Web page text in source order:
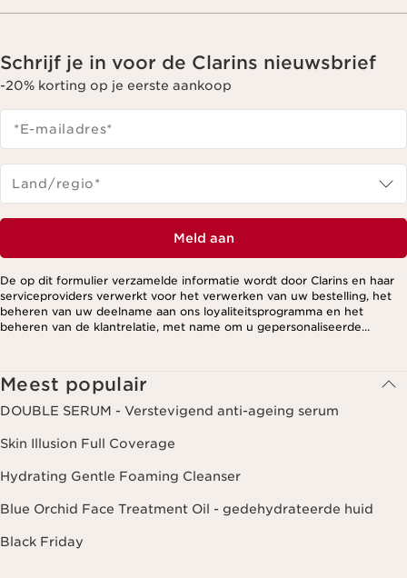
Schrijf je in voor de Clarins nieuwsbrief
-20% korting op je eerste aankoop
*E-mailadres*
Land/regio*
Meld aan
De op dit formulier verzamelde informatie wordt door Clarins en haar
serviceproviders verwerkt voor het verwerken van uw bestelling, het
beheren van uw deelname aan ons loyaliteitsprogramma en het
beheren van de klantrelatie, met name om u gepersonaliseerde
Meest populair
DOUBLE SERUM - Verstevigend anti-ageing serum
Skin Illusion Full Coverage
Hydrating Gentle Foaming Cleanser
Blue Orchid Face Treatment Oil - gedehydrateerde huid
Black Friday